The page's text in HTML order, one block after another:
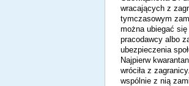
wracających z
tymczasowym
można ubiegać
pracodawcy albo
ubezpieczenia
Najpierw
wróciła z
wspólnie z nią